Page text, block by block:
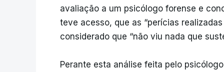
avaliação a um psicólogo forense e
teve acesso, que as “perícias
considerado que “não viu nada que
Perante esta análise feita pelo